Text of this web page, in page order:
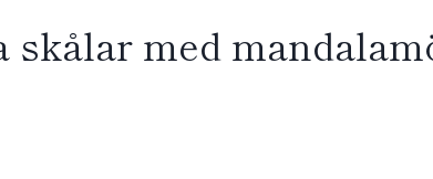
skålar med